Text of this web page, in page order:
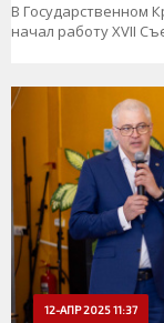
В Государственном
начал работу XVII
12-АПР 2025 11:37